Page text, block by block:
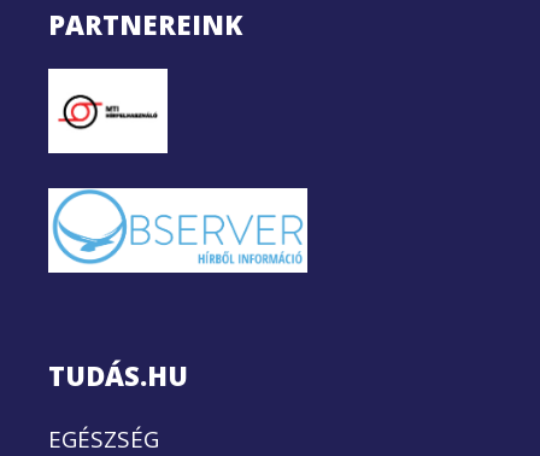
PARTNEREINK
TUDÁS.HU
EGÉSZSÉG